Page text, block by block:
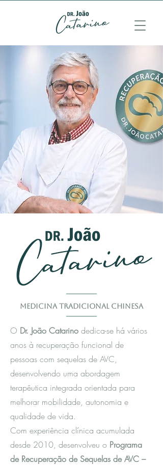
Medicina Tradicional Chinesa
O Dr. João Catarino dedica-se há vários
anos à recuperação funcional de
pessoas com sequelas de AVC,
desenvolvendo uma abordagem
terapêutica integrada orientada para
melhorar mobilidade, autonomia e
qualidade de vida.
Com experiência clínica acumulada
desde 2010, desenvolveu o Programa
de Recuperação de Sequelas de AVC –